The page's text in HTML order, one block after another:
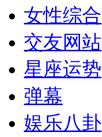
女性综合
交友网站
星座运势
弹幕
娱乐八卦